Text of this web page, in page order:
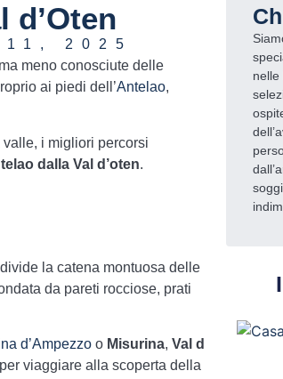
d’Oten
11, 2025
meno conosciute delle
ai piedi dell’Antelao,
i migliori percorsi
dalla Val d’oten.
la catena montuosa delle
da pareti rocciose, prati
d’Ampezzoo Misurina, Val d
viaggiare alla scoperta della
nelle